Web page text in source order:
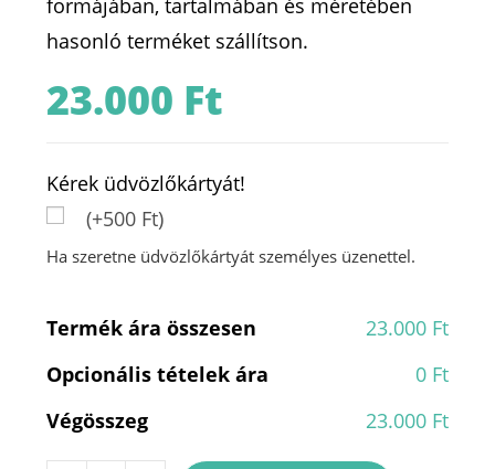
formájában, tartalmában és méretében
hasonló terméket szállítson.
23.000 Ft
Kérek üdvözlőkártyát!
(+500 Ft)
Ha szeretne üdvözlőkártyát személyes üzenettel.
Termék ára összesen
23.000 Ft
Opcionális tételek ára
0 Ft
Végösszeg
23.000 Ft